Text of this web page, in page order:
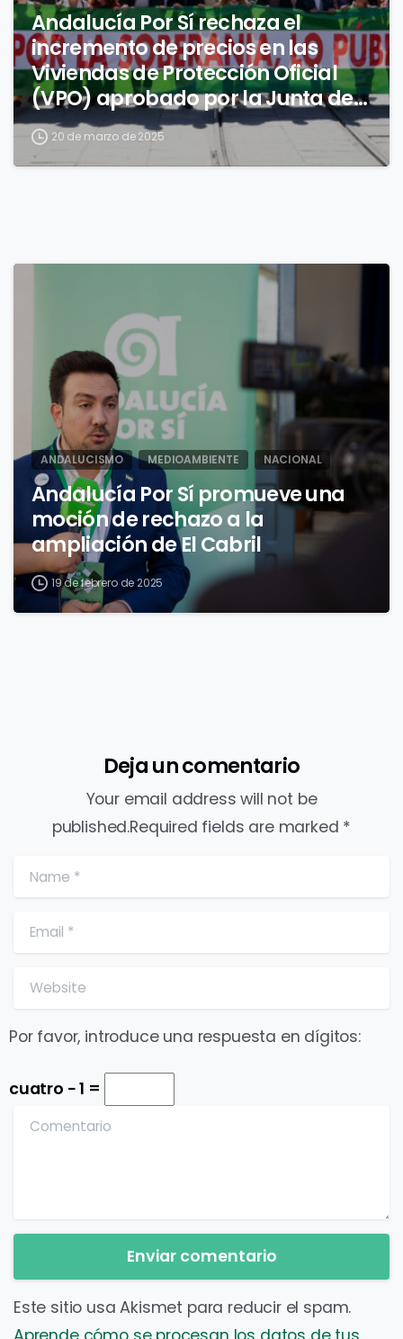
Andalucía Por Sí rechaza el
incremento de precios en las
Viviendas de Protección Oficial
(VPO) aprobado por la Junta de
Andalucía
20 de marzo de 2025
ANDALUCISMO MEDIOAMBIENTE NACIONAL
Andalucía Por Sí promueve una
moción de rechazo a la
ampliación de El Cabril
19 de febrero de 2025
Deja un comentario
Your email address will not be
published.Required fields are marked *
Name*
Email*
Website
Por favor, introduce una respuesta en dígitos:
cuatro − 1 =
Comentario
Este sitio usa Akismet para reducir el spam.